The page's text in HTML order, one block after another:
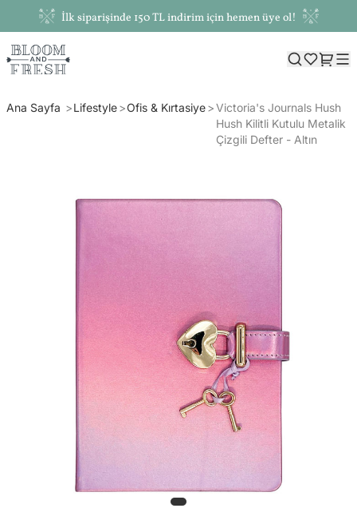
İlk siparişinde 150 TL indirim için hemen üye ol!
Ana Sayfa Lifestyle Ofis & Kırtasiye
Victoria's Journals Hush
Hush Kilitli Kutulu Metalik
Çizgili Defter - Altın